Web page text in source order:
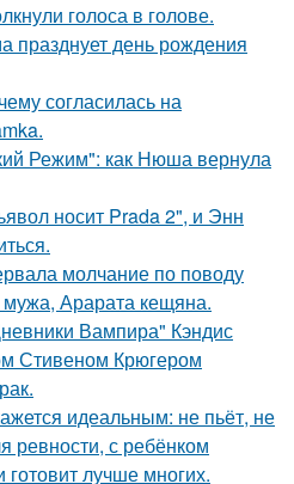
голоса в голове.
день рождения
согласилась на
Режим": как Нюша вернула
носит Prada 2", и Энн
молчание по поводу
мужа, Арарата кещяна.
Вампира" Кэндис
Стивеном Крюгером
идеальным: не пьёт, не
ревности, с ребёнком
готовит лучше многих.